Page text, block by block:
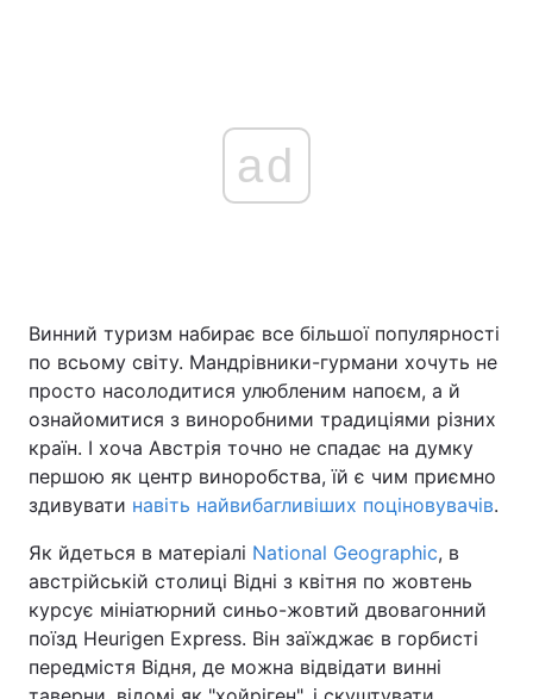
Україна Політика
Економіка Світ
Спорт Наука
Техно і зв'язок Лайт
Зброя Інциденти
Здоров'я Туризм
Цікавинки Погода
ad
Винний туризм набирає все більшої популярності
по всьому світу. Мандрівники-гурмани хочуть не
просто насолодитися улюбленим напоєм, а й
ознайомитися з виноробними традиціями різних
країн. І хоча Австрія точно не спадає на думку
першою як центр виноробства, їй є чим приємно
здивувати навіть найвибагливіших поціновувачів.
Як йдеться в матеріалі National Geographic, в
австрійській столиці Відні з квітня по жовтень
курсує мініатюрний синьо-жовтий двовагонний
поїзд Heurigen Express. Він заїжджає в горбисті
передмістя Відня, де можна відвідати винні